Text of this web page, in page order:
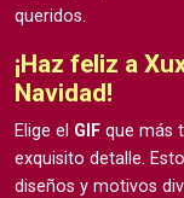
queridos.
¡Haz feliz a
Navidad!
Elige el GIF que más
exquisito detalle.
diseños y motivos